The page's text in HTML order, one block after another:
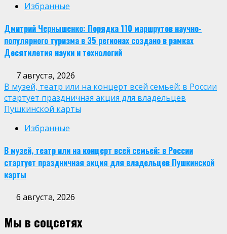
Избранные
Дмитрий Чернышенко: Порядка 110 маршрутов научно-
популярного туризма в 35 регионах создано в рамках
Десятилетия науки и технологий
7 августа, 2026
В музей, театр или на концерт всей семьей: в России
стартует праздничная акция для владельцев
Пушкинской карты
Избранные
В музей, театр или на концерт всей семьей: в России
стартует праздничная акция для владельцев Пушкинской
карты
6 августа, 2026
Мы в соцсетях